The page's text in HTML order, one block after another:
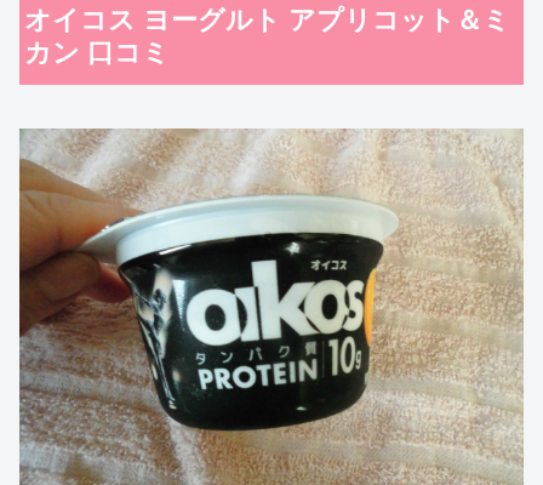
オイコス ヨーグルト アプリコット＆ミ
カン 口コミ